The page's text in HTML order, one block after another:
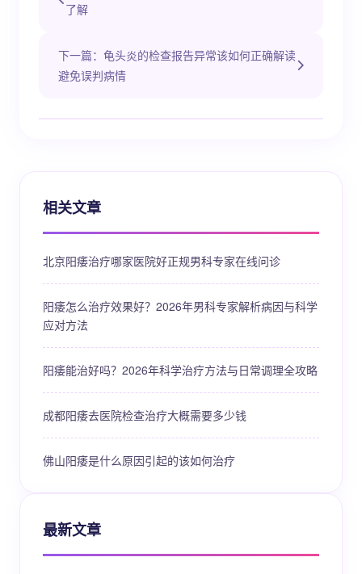
了解
下一篇：龟头炎的检查报告异常该如何正确解读
避免误判病情
相关文章
北京阳痿治疗哪家医院好正规男科专家在线问诊
阳痿怎么治疗效果好？2026年男科专家解析病因与科学
应对方法
阳痿能治好吗？2026年科学治疗方法与日常调理全攻略
成都阳痿去医院检查治疗大概需要多少钱
佛山阳痿是什么原因引起的该如何治疗
最新文章